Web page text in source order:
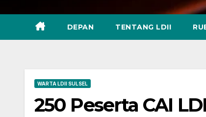
DEPAN TENTANG LDII
WARTA LDII SULSEL
250 Peserta CAI